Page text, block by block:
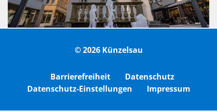
© 2026 Künzelsau
Barrierefreiheit
Datenschutz
Datenschutz-Einstellungen
Impressum